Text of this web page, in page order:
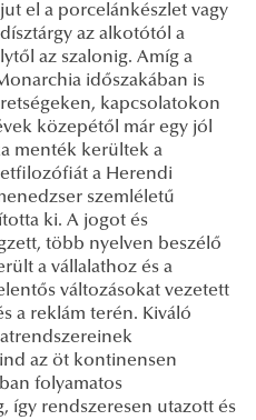
jut el a porcelánkészlet vagy
dísztárgy az alkotótól a
az szalonig. Amíg a
időszakában is
kapcsolatokon
közepétől már egy jól
menték kerültek a
a Herendi
szemléletű
ki. A jogot és
több nyelven beszélő
a vállalathoz és a
változásokat vezetett
a reklám terén. Kiváló
az öt kontinensen
folyamatos
így rendszeresen utazott és